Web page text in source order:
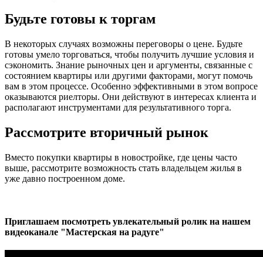
Будьте готовы к торгам
В некоторых случаях возможны переговоры о цене. Будьте
готовы умело торговаться, чтобы получить лучшие условия и
сэкономить. Знание рыночных цен и аргументы, связанные с
состоянием квартиры или другими факторами, могут помочь
вам в этом процессе. Особенно эффективными в этом вопросе
оказываются риелторы. Они действуют в интересах клиента и
располагают инструментами для результативного торга.
Рассмотрите вторичный рынок
Вместо покупки квартиры в новостройке, где цены часто
выше, рассмотрите возможность стать владельцем жилья в
уже давно построенном доме.
Приглашаем посмотреть увлекательный ролик на нашем
видеоканале "Мастерская на радуге"